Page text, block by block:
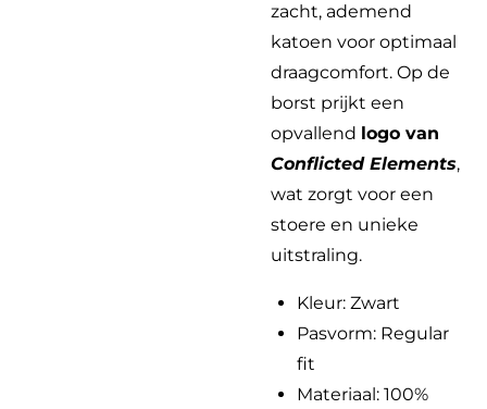
zacht, ademend
katoen voor optimaal
draagcomfort. Op de
borst prijkt een
opvallend logo van
Conflicted Elements,
wat zorgt voor een
stoere en unieke
uitstraling.
Kleur: Zwart
Pasvorm: Regular
fit
Materiaal: 100%